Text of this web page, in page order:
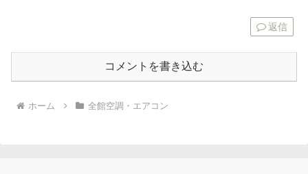
返信
コメントを書き込む
ホーム 全館空調・エアコン